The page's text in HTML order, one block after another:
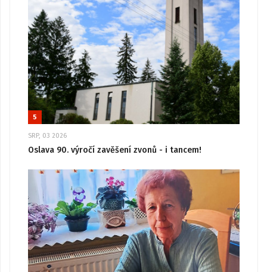
5
SRP, 03 2026
Oslava 90. výročí zavěšení zvonů - i tancem!